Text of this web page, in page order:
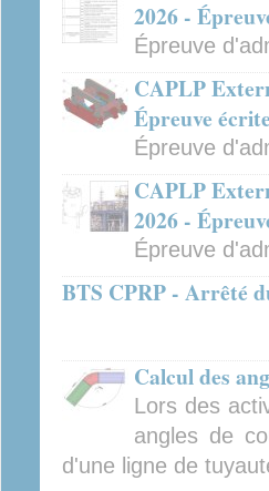
2026 -
Épreuve
CAPLP
Épreuve
Épreuve
CAPLP
2026 -
Épreuve
BTS CPRP - Arrêté
Calcul des
Lors des
angles de
d'une ligne de